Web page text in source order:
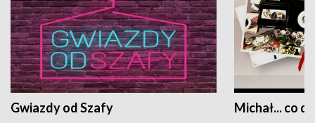
Gwiazdy od Szafy Michał... co